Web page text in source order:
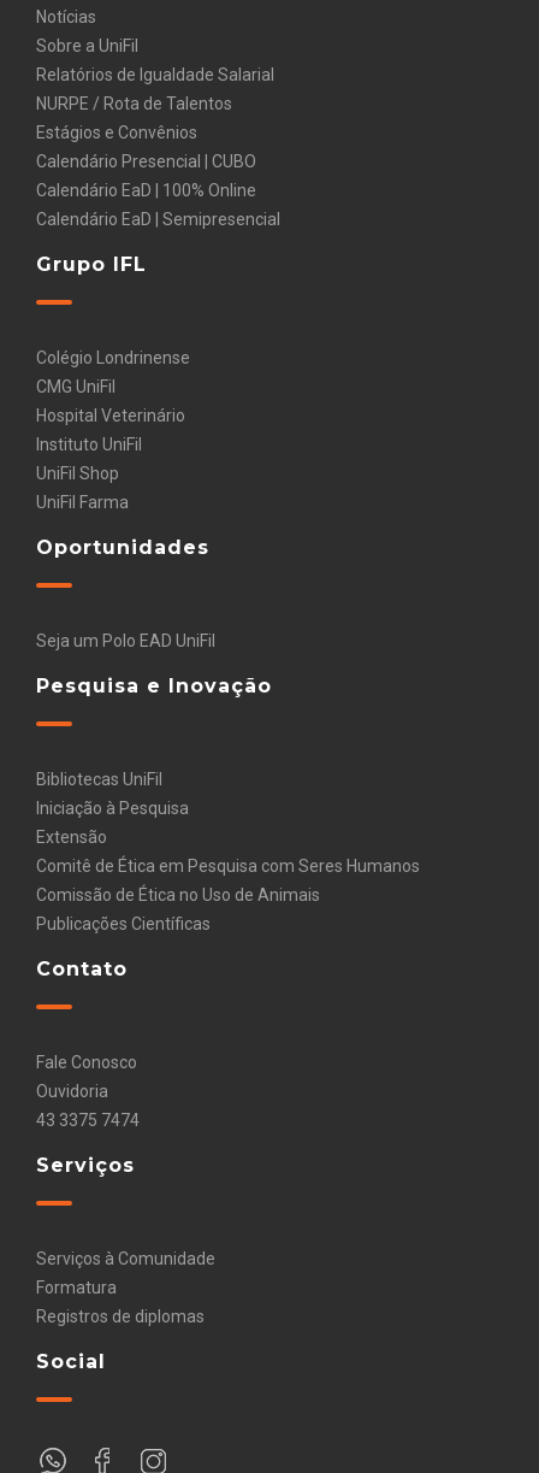
Notícias
Sobre a UniFil
Relatórios de Igualdade Salarial
NURPE / Rota de Talentos
Estágios e Convênios
Calendário Presencial | CUBO
Calendário EaD | 100% Online
Calendário EaD | Semipresencial
Grupo IFL
Colégio Londrinense
CMG UniFil
Hospital Veterinário
Instituto UniFil
UniFil Shop
UniFil Farma
Oportunidades
Seja um Polo EAD UniFil
Pesquisa e Inovação
Bibliotecas UniFil
Iniciação à Pesquisa
Extensão
Comitê de Ética em Pesquisa com Seres Humanos
Comissão de Ética no Uso de Animais
Publicações Científicas
Contato
Fale Conosco
Ouvidoria
43 3375 7474
Serviços
Serviços à Comunidade
Formatura
Registros de diplomas
Social